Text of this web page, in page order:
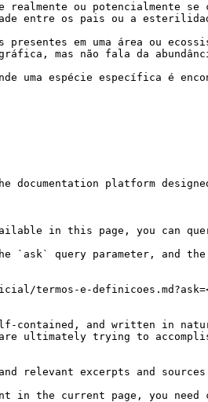
ou potencialmente
entre os pais ou a
em uma área ou
mas não fala da
uma espécie específica é
platform
in this page, you can
`ask` query parameter, and
termos-e-
contained, and written in
ultimately trying to
relevant excerpts and sources
in the current page, you